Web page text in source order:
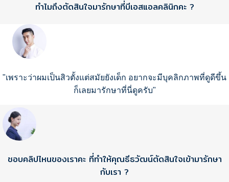
ทำไมถึงตัดสินใจมารักษาที่บีเอสแอลคลินิกคะ ?
"เพราะว่าผมเป็นสิวตั้งแต่สมัยยังเด็ก อยากจะมีบุคลิกภาพที่ดูดีขึ้น
ก็เลยมารักษาที่นี่ดูครับ"
ชอบคลิปไหนของเราคะ ที่ทำให้คุณธีธวัฒน์ตัดสินใจเข้ามารักษา
กับเรา ?